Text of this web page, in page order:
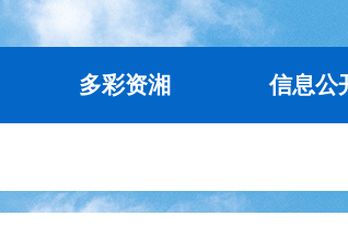
多彩资湘 信息公